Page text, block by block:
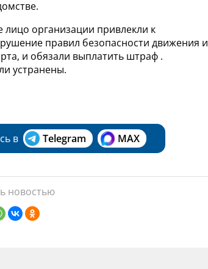
лицо организации привлекли к
правил безопасности движения и
и обязали выплатить штраф .
устранены.
в Telegram MAX
новостью